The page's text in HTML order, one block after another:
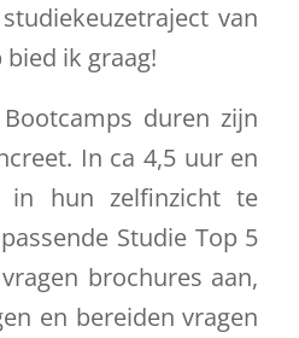
van
ik graag!
duren zijn
In ca 4,5 uur en
in hun zelfinzicht te
Studie Top 5
brochures aan,
en bereiden vragen